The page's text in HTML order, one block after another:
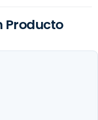
Producto